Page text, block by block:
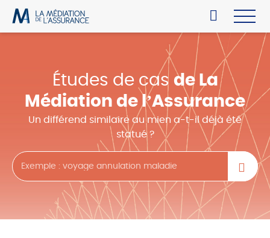
Études de cas de La
Médiation de l’Assurance
Un différend similaire au mien a-t-il déjà été
statué ?